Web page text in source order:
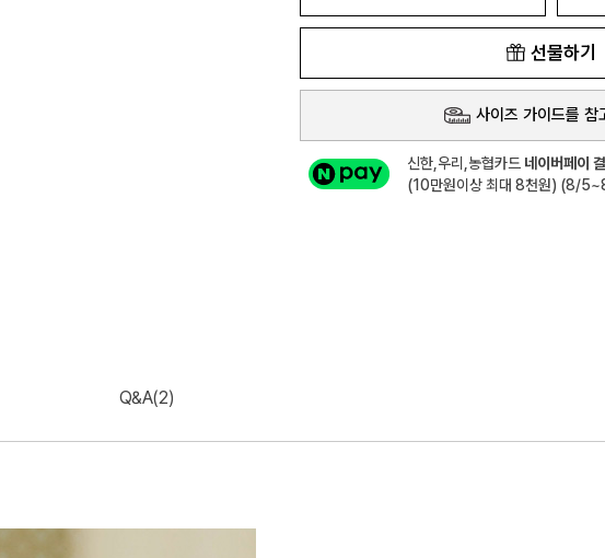
선물하기
사이즈 가이드를 참
신한,우리,농협카드 네이버페이
(10만원이상 최대 8천원) (8/
Q&A(2)